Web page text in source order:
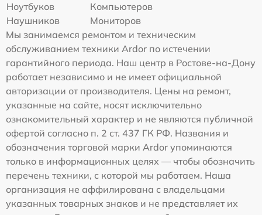
Ноутбуков
Компьютеров
Наушников
Мониторов
Мы занимаемся ремонтом и техническим
обслуживанием техники Ardor по истечении
гарантийного периода. Наш центр в Ростове-на-Дону
работает независимо и не имеет официальной
авторизации от производителя. Цены на ремонт,
указанные на сайте, носят исключительно
ознакомительный характер и не являются публичной
офертой согласно п. 2 ст. 437 ГК РФ. Названия и
обозначения торговой марки Ardor упоминаются
только в информационных целях — чтобы обозначить
перечень техники, с которой мы работаем. Наша
организация не аффилирована с владельцами
указанных товарных знаков и не представляет их